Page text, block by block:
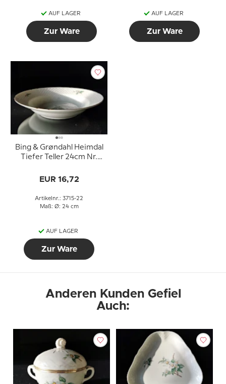
AUF LAGER
Zur Ware
AUF LAGER
Zur Ware
Bing & Grøndahl Heimdal
Tiefer Teller 24cm Nr.
EUR 16,72
Artikelnr.: 3715-22
Maß: Ø: 24 cm
AUF LAGER
Zur Ware
Anderen Kunden Gefiel
Auch: